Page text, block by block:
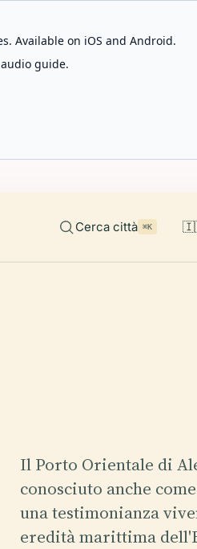
Available on iOS and Android.
guide.
Cerca città ⌘K
Il Porto Orientale di
conosciuto anche
una testimonianza
eredità marittima